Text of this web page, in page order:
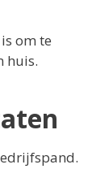
om te
huis.